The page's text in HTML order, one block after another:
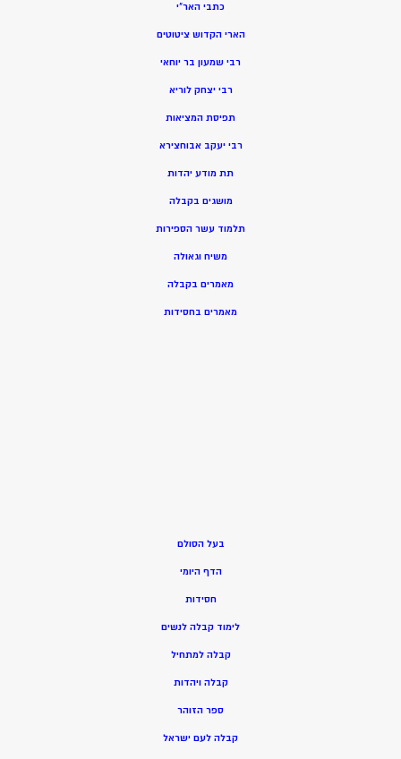
כתבי האר”י
הארי הקדוש ציטוטים
רבי שמעון בר יוחאי
רבי יצחק לוריא
תפיסת המציאות
רבי יעקב אבוחצירא
תת מודע יהדות
מושגים בקבלה
תלמוד עשר הספירות
משיח וגאולה
מאמרים בקבלה
מאמרים בחסידות
בעל הסולם
הדף היומי
חסידות
לימוד קבלה לנשים
קבלה למתחיל
קבלה ויהדות
ספר הזוהר
קבלה לעם ישראל